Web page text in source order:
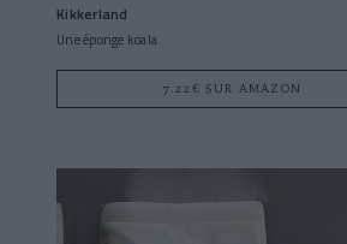
Kikkerland
Une éponge koala
7.22€ SUR AMAZON